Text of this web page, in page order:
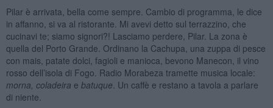
Pilar è arrivata, bella come sempre. Cambio di programma, le dice
in affanno, si va al ristorante. Mi avevi detto sul terrazzino, che
cucinavi te; siamo signori?! Lasciamo perdere, Pilar. La zona è
quella del Porto Grande. Ordinano la Cachupa, una zuppa di pesce
con mais, patate dolci, fagioli e manioca, bevono Manecon, il vino
rosso dell’isola di Fogo. Radio Morabeza tramette musica locale:
morna, coladeira e batuque . Un caffè e restano a tavola a parlare
di niente.